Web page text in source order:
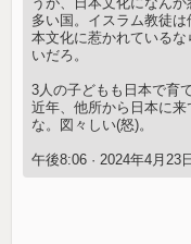
多い国。イスラム教徒
本文化に惹かれている
いだろ。
3人の子どもも日本で育
近年、他所から日本に
な。図々しい(怒)。
午後8:06 · 2024年4月23日